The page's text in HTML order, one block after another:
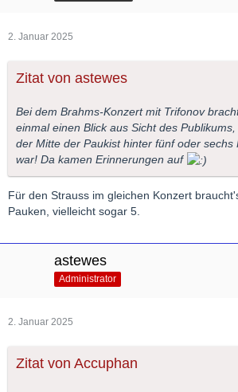
2. Januar 2025
Zitat von astewes
Bei dem Brahms-Konzert mit Trifonov
einmal einen Blick aus Sicht des
der Mitte der Paukist hinter fünf oder sechs
war! Da kamen Erinnerungen auf
Für den Strauss im gleichen Konzert
Pauken, vielleicht sogar 5.
astewes
Administrator
2. Januar 2025
Zitat von Accuphan